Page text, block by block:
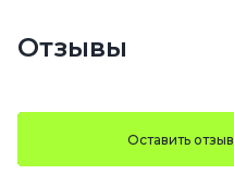
Отзывы
Оставить отзыв